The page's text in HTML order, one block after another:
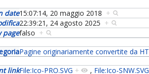
date15:07:14, 20 maggio 2018 +
22:39:21, 24 agosto 2025 +
pagefalso +
Pagine originariamente convertite da HT
linkFile:Ico-PRO.SVG + , File:Ico-SNW.SVG